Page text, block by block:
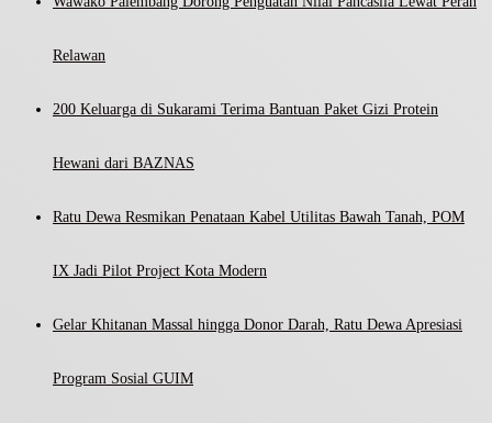
Relawan
200 Keluarga di Sukarami Terima Bantuan Paket Gizi Protein
Hewani dari BAZNAS
Ratu Dewa Resmikan Penataan Kabel Utilitas Bawah Tanah, POM
IX Jadi Pilot Project Kota Modern
Gelar Khitanan Massal hingga Donor Darah, Ratu Dewa Apresiasi
Program Sosial GUIM